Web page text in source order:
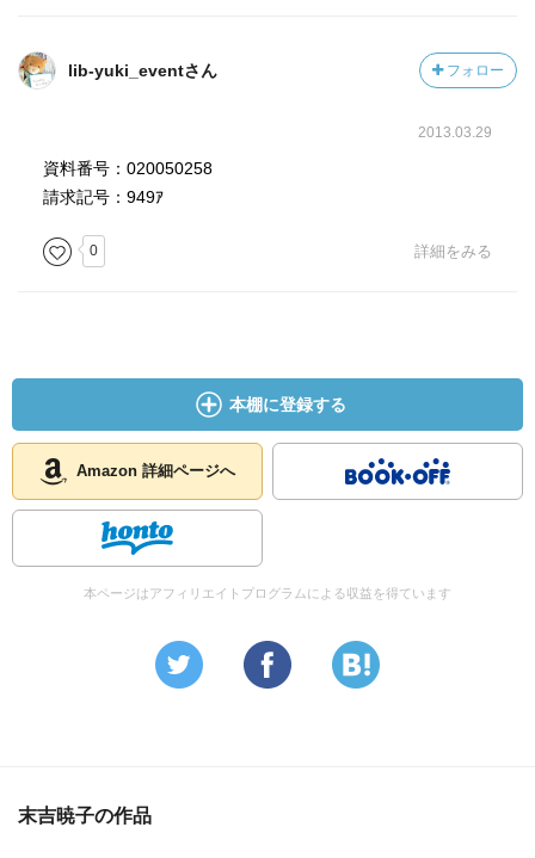
lib-yuki_eventさん フォロー
2013.03.29
資料番号：020050258
請求記号：949ｱ
0 詳細をみる
本棚に登録する
Amazon 詳細ページへ
本ページはアフィリエイトプログラムによる収益を得ています
末吉暁子の作品